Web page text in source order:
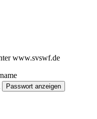
www.svswf.de
Passwort anzeigen